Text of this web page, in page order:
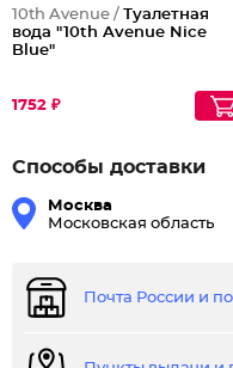
10th Avenue / Туалетная
вода "10th Avenue Nice
Blue"
1752 ₽
Способы доставки
Москва
Московская область
Почта России и